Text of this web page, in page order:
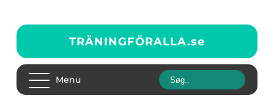
TRÄNINGFÖRALLA.se
Menu